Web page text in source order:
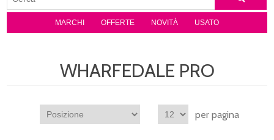
MARCHI OFFERTE NOVITÀ USATO
WHARFEDALE PRO
per pagina